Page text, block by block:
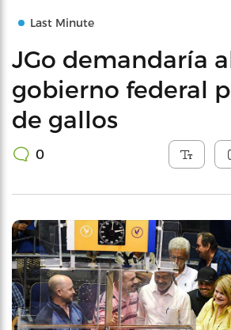
Last Minute
JGo demandaría
gobierno federal
de gallos
0